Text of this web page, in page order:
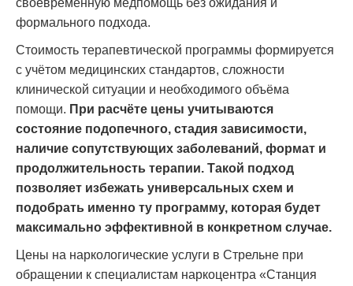
своевременную медпомощь без ожидания и
формального подхода.
Стоимость терапевтической программы формируется
с учётом медицинских стандартов, сложности
клинической ситуации и необходимого объёма
помощи. При расчёте цены учитываются
состояние подопечного, стадия зависимости,
наличие сопутствующих заболеваний, формат и
продолжительность терапии. Такой подход
позволяет избежать универсальных схем и
подобрать именно ту программу, которая будет
максимально эффективной в конкретном случае.
Цены на наркологические услуги в Стрельне при
обращении к специалистам наркоцентра «Станция